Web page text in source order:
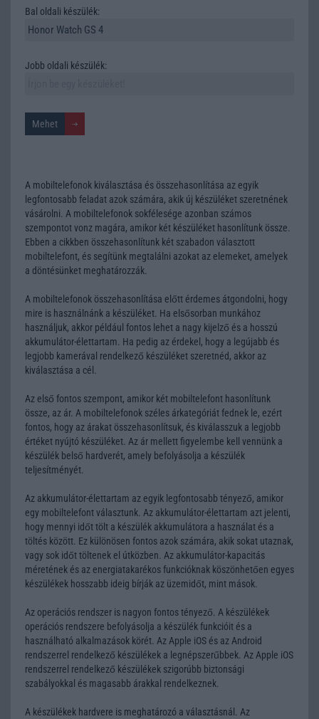
Bal oldali készülék:
Jobb oldali készülék:
A mobiltelefonok kiválasztása és összehasonlítása az egyik
legfontosabb feladat azok számára, akik új készüléket szeretnének
vásárolni. A mobiltelefonok sokfélesége azonban számos
szempontot vonz magára, amikor két készüléket hasonlítunk össze.
Ebben a cikkben összehasonlítunk két szabadon választott
mobiltelefont, és segítünk megtalálni azokat az elemeket, amelyek
a döntésünket meghatározzák.
A mobiltelefonok összehasonlítása előtt érdemes átgondolni, hogy
mire is használnánk a készüléket. Ha elsősorban munkához
használjuk, akkor például fontos lehet a nagy kijelző és a hosszú
akkumulátor-élettartam. Ha pedig az érdekel, hogy a legújabb és
legjobb kamerával rendelkező készüléket szeretnéd, akkor az
kiválasztása a cél.
Az első fontos szempont, amikor két mobiltelefont hasonlítunk
össze, az ár. A mobiltelefonok széles árkategóriát fednek le, ezért
fontos, hogy az árakat összehasonlítsuk, és kiválasszuk a legjobb
értéket nyújtó készüléket. Az ár mellett figyelembe kell vennünk a
készülék belső hardverét, amely befolyásolja a készülék
teljesítményét.
Az akkumulátor-élettartam az egyik legfontosabb tényező, amikor
egy mobiltelefont választunk. Az akkumulátor-élettartam azt jelenti,
hogy mennyi időt tölt a készülék akkumulátora a használat és a
töltés között. Ez különösen fontos azok számára, akik sokat utaznak,
vagy sok időt töltenek el útközben. Az akkumulátor-kapacitás
méretének és az energiatakarékos funkcióknak köszönhetően egyes
készülékek hosszabb ideig bírják az üzemidőt, mint mások.
Az operációs rendszer is nagyon fontos tényező. A készülékek
operációs rendszere befolyásolja a készülék funkcióit és a
használható alkalmazások körét. Az Apple iOS és az Android
rendszerrel rendelkező készülékek a legnépszerűbbek. Az Apple iOS
rendszerrel rendelkező készülékek szigorúbb biztonsági
szabályokkal és magasabb árakkal rendelkeznek.
A készülékek hardvere is meghatározó a választásnál. Az